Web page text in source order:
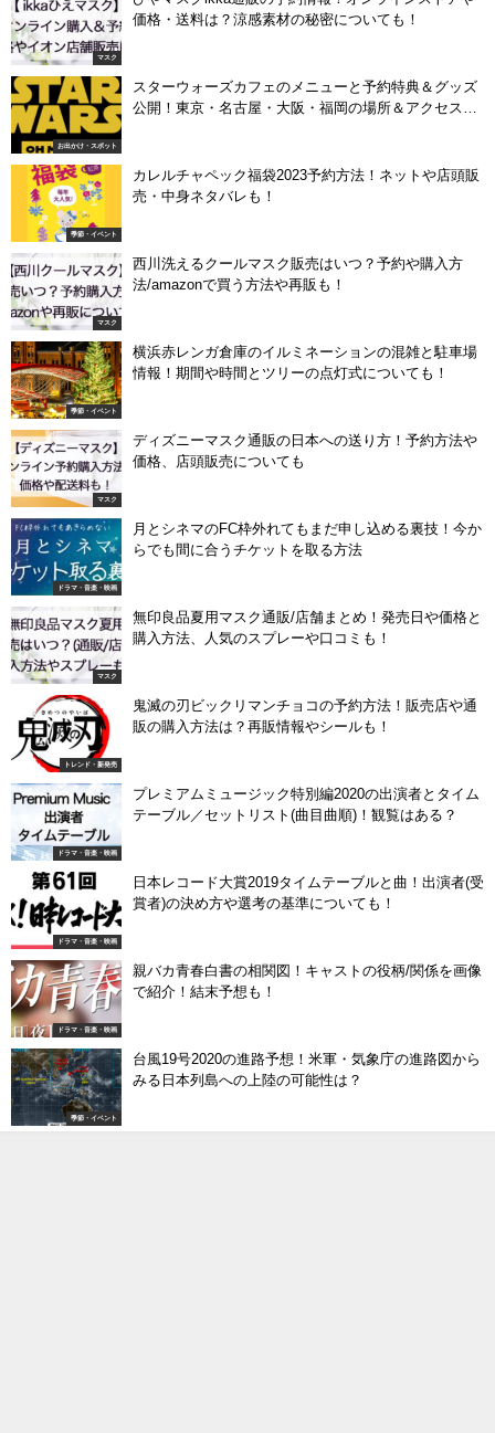
マスク
価格・送料は？涼感素材の秘密についても！
お出かけ・スポット
スターウォーズカフェのメニューと予約特典＆グッズ
公開！東京・名古屋・大阪・福岡の場所＆アクセス
季節・イベント
カレルチャペック福袋2023予約方法！ネットや店頭販
売・中身ネタバレも！
マスク
西川洗えるクールマスク販売はいつ？予約や購入方
法/amazonで買う方法や再販も！
季節・イベント
横浜赤レンガ倉庫のイルミネーションの混雑と駐車場
情報！期間や時間とツリーの点灯式についても！
マスク
ディズニーマスク通販の日本への送り方！予約方法や
価格、店頭販売についても
ドラマ・音楽・映画
月とシネマのFC枠外れてもまだ申し込める裏技！今か
らでも間に合うチケットを取る方法
マスク
無印良品夏用マスク通販/店舗まとめ！発売日や価格と
購入方法、人気のスプレーや口コミも！
トレンド・新発売
鬼滅の刃ビックリマンチョコの予約方法！販売店や通
販の購入方法は？再販情報やシールも！
ドラマ・音楽・映画
プレミアムミュージック特別編2020の出演者とタイム
テーブル／セットリスト(曲目曲順)！観覧はある？
ドラマ・音楽・映画
日本レコード大賞2019タイムテーブルと曲！出演者(受
賞者)の決め方や選考の基準についても！
ドラマ・音楽・映画
親バカ青春白書の相関図！キャストの役柄/関係を画像
で紹介！結末予想も！
季節・イベント
台風19号2020の進路予想！米軍・気象庁の進路図から
みる日本列島への上陸の可能性は？